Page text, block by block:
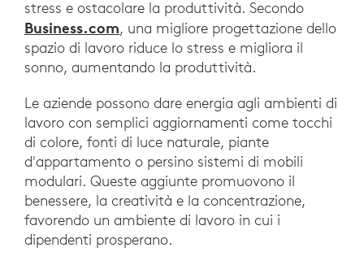
stress e ostacolare la produttività. Secondo
Business.com, una migliore progettazione dello
spazio di lavoro riduce lo stress e migliora il
sonno, aumentando la produttività.
Le aziende possono dare energia agli ambienti di
lavoro con semplici aggiornamenti come tocchi
di colore, fonti di luce naturale, piante
d'appartamento o persino sistemi di mobili
modulari. Queste aggiunte promuovono il
benessere, la creatività e la concentrazione,
favorendo un ambiente di lavoro in cui i
dipendenti prosperano.